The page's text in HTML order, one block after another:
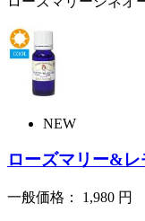
NEW
ローズマリー&
一般価格： 1,980 円